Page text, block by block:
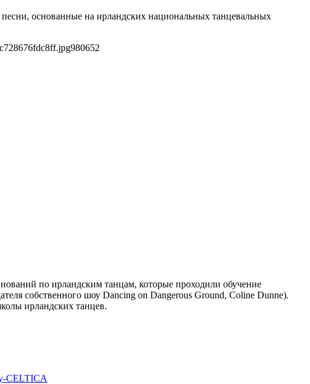
основанные на ирландских национальных танцевальных
980652
по ирландским танцам, которые проходили обучение
собственного шоу Dancing on Dangerous Ground, Coline Dunne).
ирландских танцев.
CELTICA